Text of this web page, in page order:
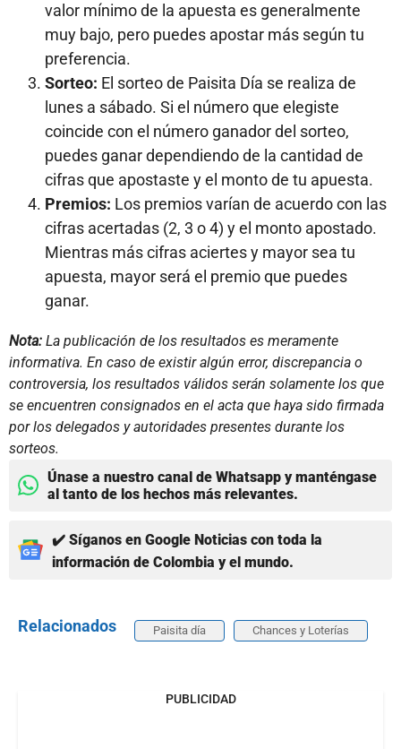
valor mínimo de la apuesta es generalmente
muy bajo, pero puedes apostar más según tu
preferencia.
Sorteo: El sorteo de Paisita Día se realiza de
lunes a sábado. Si el número que elegiste
coincide con el número ganador del sorteo,
puedes ganar dependiendo de la cantidad de
cifras que apostaste y el monto de tu apuesta.
Premios: Los premios varían de acuerdo con las
cifras acertadas (2, 3 o 4) y el monto apostado.
Mientras más cifras aciertes y mayor sea tu
apuesta, mayor será el premio que puedes
ganar.
Nota: La publicación de los resultados es meramente
informativa. En caso de existir algún error, discrepancia o
controversia, los resultados válidos serán solamente los que
se encuentren consignados en el acta que haya sido firmada
por los delegados y autoridades presentes durante los
sorteos.
Únase a nuestro canal de Whatsapp y manténgase
al tanto de los hechos más relevantes.
✔️ Síganos en Google Noticias con toda la
información de Colombia y el mundo.
Relacionados Paisita día Chances y Loterías
PUBLICIDAD